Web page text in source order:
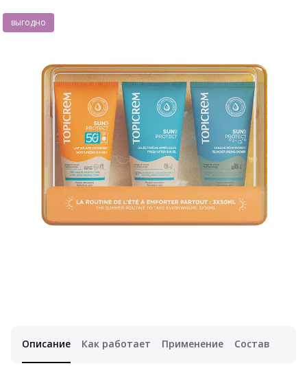
выгодно
Описание Как работает Применение Состав